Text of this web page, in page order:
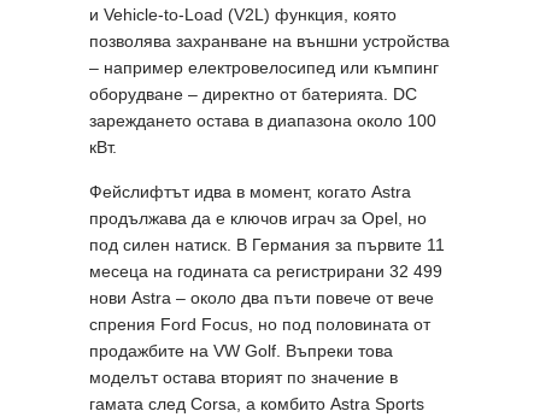
и Vehicle-to-Load (V2L) функция, която
позволява захранване на външни устройства
– например електровелосипед или къмпинг
оборудване – директно от батерията. DC
зареждането остава в диапазона около 100
кВт.
Фейслифтът идва в момент, когато Astra
продължава да е ключов играч за Opel, но
под силен натиск. В Германия за първите 11
месеца на годината са регистрирани 32 499
нови Astra – около два пъти повече от вече
спрения Ford Focus, но под половината от
продажбите на VW Golf. Въпреки това
моделът остава вторият по значение в
гамата след Corsa, а комбито Astra Sports